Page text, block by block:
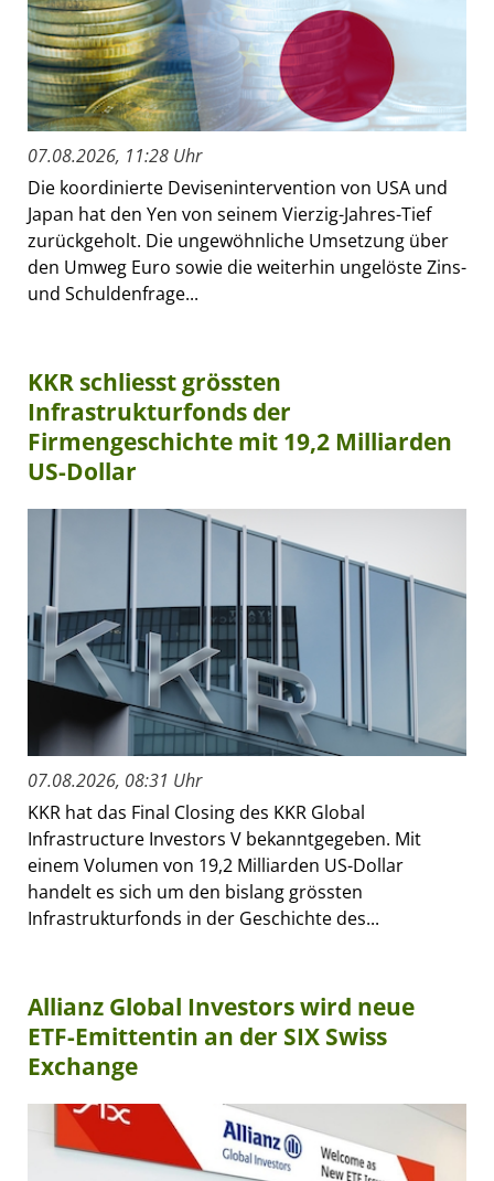
07.08.2026, 11:28 Uhr
Die koordinierte Devisenintervention von USA und
Japan hat den Yen von seinem Vierzig-Jahres-Tief
zurückgeholt. Die ungewöhnliche Umsetzung über
den Umweg Euro sowie die weiterhin ungelöste Zins-
und Schuldenfrage...
KKR schliesst grössten
Infrastrukturfonds der
Firmengeschichte mit 19,2 Milliarden
US-Dollar
07.08.2026, 08:31 Uhr
KKR hat das Final Closing des KKR Global
Infrastructure Investors V bekanntgegeben. Mit
einem Volumen von 19,2 Milliarden US-Dollar
handelt es sich um den bislang grössten
Infrastrukturfonds in der Geschichte des...
Allianz Global Investors wird neue
ETF-Emittentin an der SIX Swiss
Exchange